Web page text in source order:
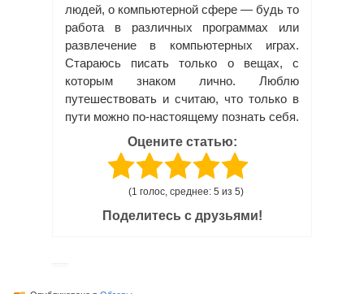
людей, о компьютерной сфере — будь то
работа в различных программах или
развлечение в компьютерных играх.
Стараюсь писать только о вещах, с
которым знаком лично. Люблю
путешествовать и считаю, что только в
пути можно по-настоящему познать себя.
Оцените статью:
(1 голос, среднее: 5 из 5)
Поделитесь с друзьями!